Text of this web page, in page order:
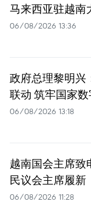
马来西亚驻越南
06/08/2026 13:36
政府总理黎明兴
联动 筑牢国家
06/08/2026 13:18
越南国会主席致
民议会主席履新
06/08/2026 11:28